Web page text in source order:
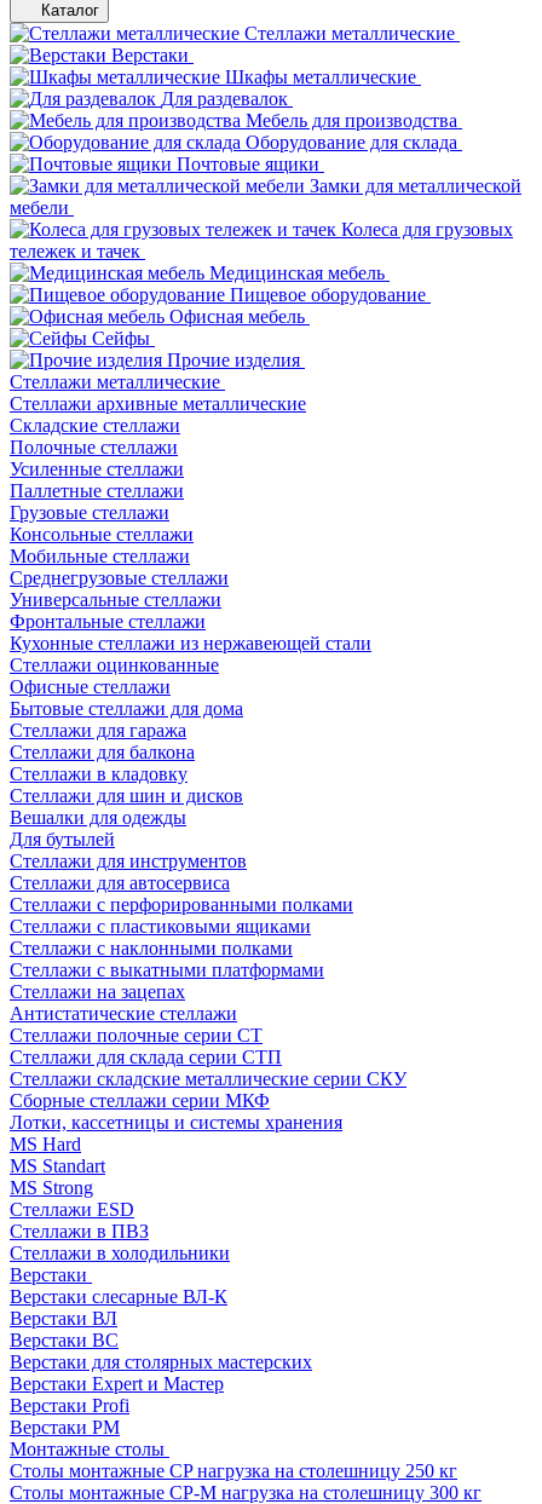
Каталог
Стеллажи металлические
Верстаки
Шкафы металлические
Для раздевалок
Мебель для производства
Оборудование для склада
Почтовые ящики
Замки для металлической
мебели
Колеса для грузовых
тележек и тачек
Медицинская мебель
Пищевое оборудование
Офисная мебель
Сейфы
Прочие изделия
Стеллажи металлические
Cтеллажи архивные металлические
Складские стеллажи
Полочные стеллажи
Усиленные стеллажи
Паллетные стеллажи
Грузовые стеллажи
Консольные стеллажи
Мобильные стеллажи
Среднегрузовые стеллажи
Универсальные стеллажи
Фронтальные стеллажи
Кухонные стеллажи из нержавеющей стали
Стеллажи оцинкованные
Офисные стеллажи
Бытовые стеллажи для дома
Стеллажи для гаража
Стеллажи для балкона
Стеллажи в кладовку
Стеллажи для шин и дисков
Вешалки для одежды
Для бутылей
Стеллажи для инструментов
Стеллажи для автосервиса
Стеллажи с перфорированными полками
Стеллажи с пластиковыми ящиками
Стеллажи с наклонными полками
Стеллажи с выкатными платформами
Стеллажи на зацепах
Антистатические стеллажи
Стеллажи полочные серии СТ
Стеллажи для склада серии СТП
Стеллажи складские металлические серии СКУ
Сборные стеллажи серии МКФ
Лотки, кассетницы и системы хранения
MS Hard
MS Standart
MS Strong
Стеллажи ESD
Стеллажи в ПВЗ
Стеллажи в холодильники
Верстаки
Верстаки слесарные ВЛ-К
Верстаки ВЛ
Верстаки ВС
Верстаки для столярных мастерских
Верстаки Expert и Мастер
Верстаки Profi
Верстаки РМ
Монтажные столы
Столы монтажные СP нагрузка на столешницу 250 кг
Столы монтажные СР-М нагрузка на столешницу 300 кг